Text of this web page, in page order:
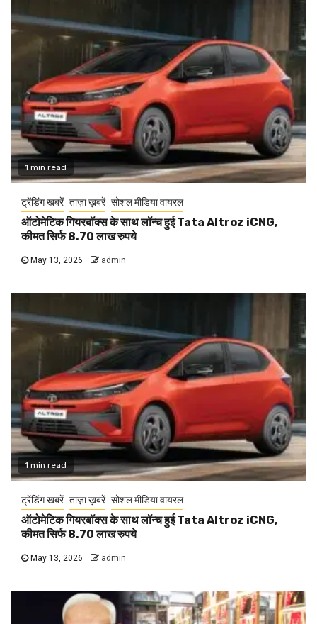
1 min read
ट्रेंडिंग खबरें ताज़ा ख़बरें सोशल मीडिया वायरल
ऑटोमेटिक गियरबॉक्स के साथ लॉन्च हुई Tata Altroz iCNG,
कीमत सिर्फ 8.70 लाख रुपये
May 13, 2026 admin
1 min read
ट्रेंडिंग खबरें ताज़ा ख़बरें सोशल मीडिया वायरल
ऑटोमेटिक गियरबॉक्स के साथ लॉन्च हुई Tata Altroz iCNG,
कीमत सिर्फ 8.70 लाख रुपये
May 13, 2026 admin